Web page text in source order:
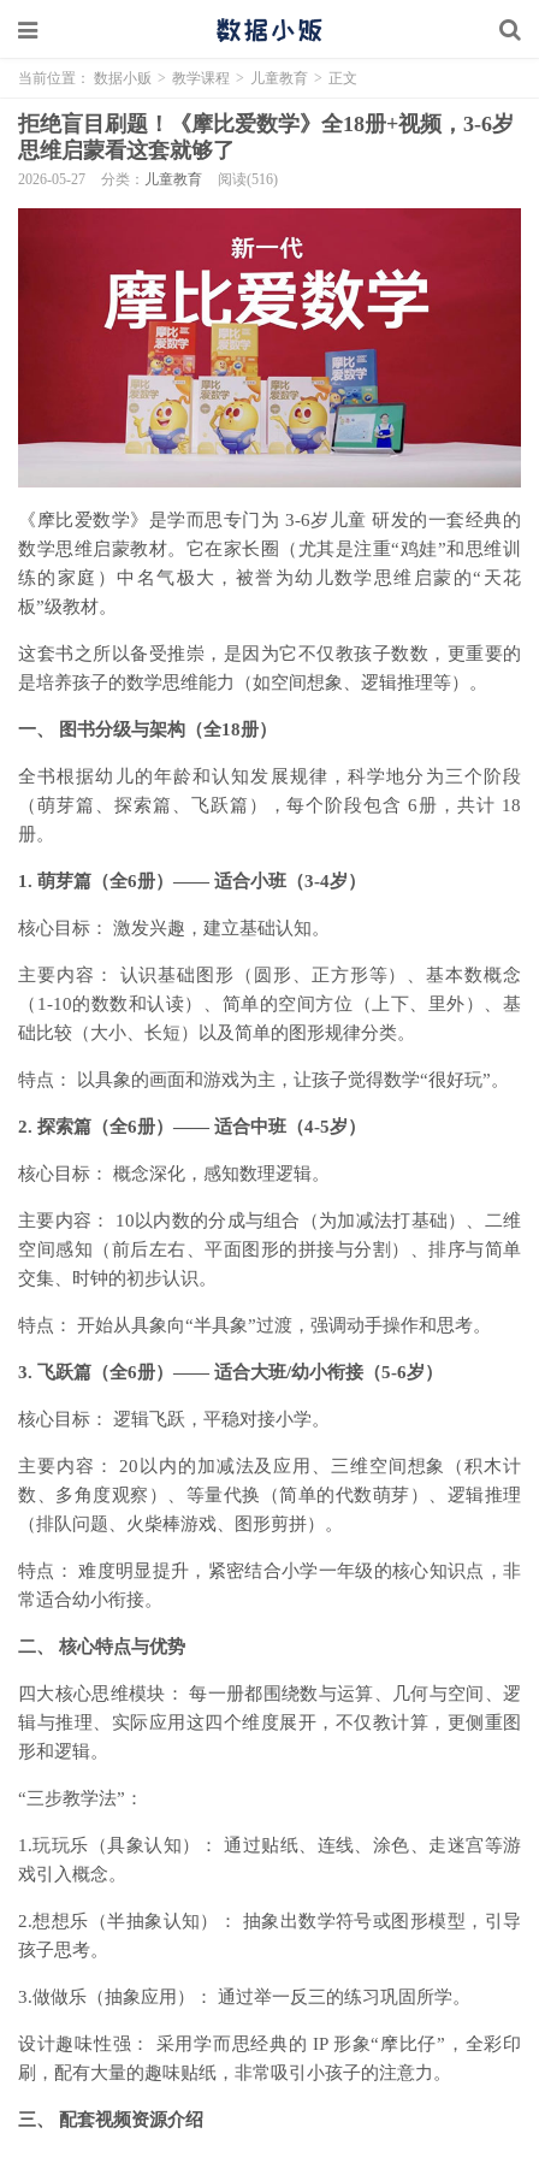
当前位置： 数据小贩 > 教学课程 > 儿童教育 > 正文
拒绝盲目刷题！《摩比爱数学》全18册+视频，3-6岁
思维启蒙看这套就够了
2026-05-27 分类： 儿童教育 阅读(516)
《摩比爱数学》是学而思专门为 3-6岁儿童 研发的一套经典的
数学思维启蒙教材。它在家长圈（尤其是注重“鸡娃”和思维训
练的家庭）中名气极大，被誉为幼儿数学思维启蒙的“天花
板”级教材。
这套书之所以备受推崇，是因为它不仅教孩子数数，更重要的
是培养孩子的数学思维能力（如空间想象、逻辑推理等）。
一、 图书分级与架构（全18册）
全书根据幼儿的年龄和认知发展规律，科学地分为三个阶段
（萌芽篇、探索篇、飞跃篇），每个阶段包含 6册，共计 18
册。
1. 萌芽篇（全6册）—— 适合小班（3-4岁）
核心目标： 激发兴趣，建立基础认知。
主要内容： 认识基础图形（圆形、正方形等）、基本数概念
（1-10的数数和认读）、简单的空间方位（上下、里外）、基
础比较（大小、长短）以及简单的图形规律分类。
特点： 以具象的画面和游戏为主，让孩子觉得数学“很好玩”。
2. 探索篇（全6册）—— 适合中班（4-5岁）
核心目标： 概念深化，感知数理逻辑。
主要内容： 10以内数的分成与组合（为加减法打基础）、二维
空间感知（前后左右、平面图形的拼接与分割）、排序与简单
交集、时钟的初步认识。
特点： 开始从具象向“半具象”过渡，强调动手操作和思考。
3. 飞跃篇（全6册）—— 适合大班/幼小衔接（5-6岁）
核心目标： 逻辑飞跃，平稳对接小学。
主要内容： 20以内的加减法及应用、三维空间想象（积木计
数、多角度观察）、等量代换（简单的代数萌芽）、逻辑推理
（排队问题、火柴棒游戏、图形剪拼）。
特点： 难度明显提升，紧密结合小学一年级的核心知识点，非
常适合幼小衔接。
二、 核心特点与优势
四大核心思维模块： 每一册都围绕数与运算、几何与空间、逻
辑与推理、实际应用这四个维度展开，不仅教计算，更侧重图
形和逻辑。
“三步教学法”：
1.玩玩乐（具象认知）： 通过贴纸、连线、涂色、走迷宫等游
戏引入概念。
2.想想乐（半抽象认知）： 抽象出数学符号或图形模型，引导
孩子思考。
3.做做乐（抽象应用）： 通过举一反三的练习巩固所学。
设计趣味性强： 采用学而思经典的 IP 形象“摩比仔”，全彩印
刷，配有大量的趣味贴纸，非常吸引小孩子的注意力。
三、 配套视频资源介绍